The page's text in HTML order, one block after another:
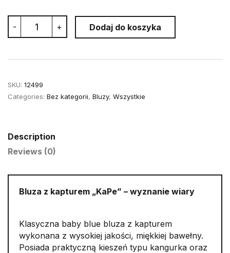
-
blue-
Bluza
się
wstydzę"
quantity
+ Dodaj do koszyka
SKU: 12499
Categories: Bez kategorii, Bluzy, Wszystkie
Description
Reviews (0)
Bluza z kapturem „KaPe” – wyznanie wiary
Klasyczna baby blue bluza z kapturem
wykonana z wysokiej jakości, miękkiej bawełny.
Posiada praktyczną kieszeń typu kangurka oraz